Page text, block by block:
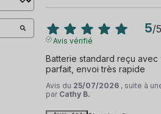
5/5
Avis vérifié
Batterie standard reçu
parfait, envoi très rapide
Avis du 25/07/2026 , suite à
par Cathy B.